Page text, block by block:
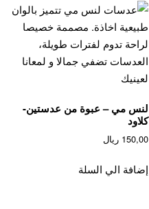
لنس مي – عبوة من عدستين-
كلاود
150,00 ريال
إضافة الي السلة